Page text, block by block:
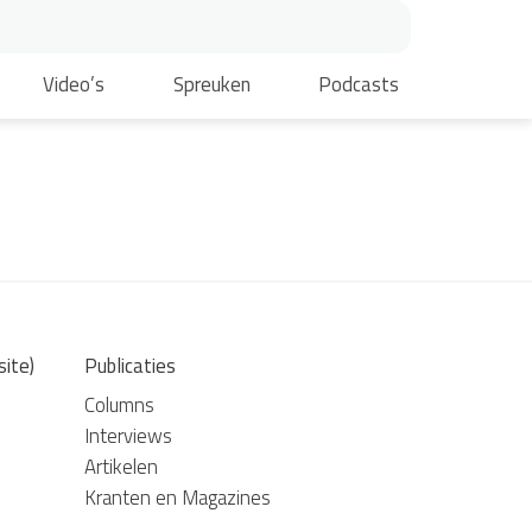
Video’s Spreuken Podcasts
Publicaties
Columns
Interviews
Artikelen
Kranten en Magazines